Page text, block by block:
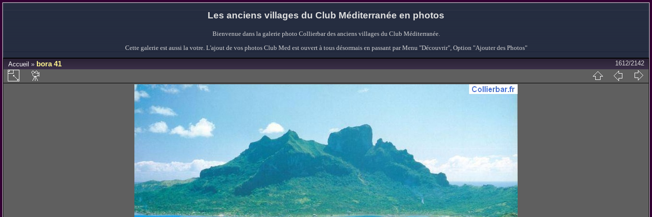
Les anciens villages du Club Méditerranée en photos
Bienvenue dans la galerie photo Collierbar des anciens villages du Club Méditerranée.
Cette galerie est aussi la votre. L'ajout de vos photos Club Med est ouvert à tous désormais en passant par Menu "Découvrir", Option "Ajouter des Photos"
Accueil » bora 41 1612/2142